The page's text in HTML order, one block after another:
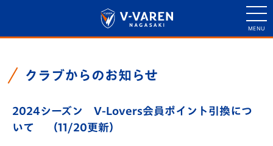
クラブからのお知らせ
2024シーズン V-Lovers会員ポイント引換につ
いて
（11/20更新）